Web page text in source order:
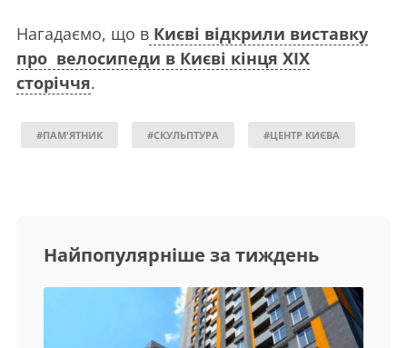
Нагадаємо, що в Києві відкрили виставку
про велосипеди в Києві кінця XIX
сторіччя.
#ПАМ'ЯТНИК #СКУЛЬПТУРА #ЦЕНТР КИЄВА
Найпопулярніше за тиждень